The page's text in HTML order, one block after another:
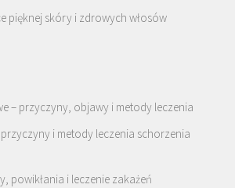
pięknej skóry i zdrowych włosów
– przyczyny, objawy i metody leczenia
i metody leczenia schorzenia
powikłania i leczenie zakażeń